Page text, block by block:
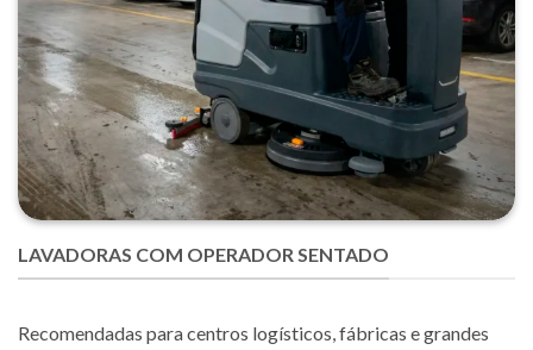
LAVADORAS COM OPERADOR SENTADO
Recomendadas para centros logísticos, fábricas e grandes